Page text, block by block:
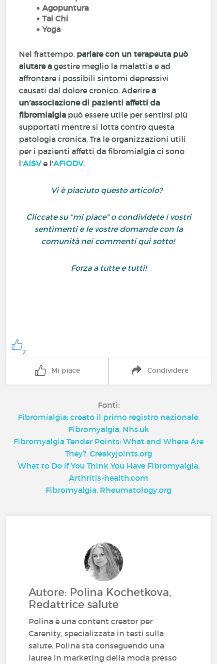
Agopuntura
Tai Chi
Yoga
Nel frattempo, parlare con un terapeuta può
aiutare agestire meglio la malattia e ad
affrontare i possibili sintomi depressivi
causati dal dolore cronico. Aderire a
un'associazione di pazienti affetti da
fibromialgia può essere utile per sentirsi più
supportati mentre si lotta contro questa
patologia cronica. Tra le organizzazioni utili
per i pazienti affetti da fibromialgia ci sono
l'AISVe l'AFIODV.
Vi è piaciuto questo articolo?
Cliccate su "mi piace" o condividete i vostri
sentimenti e le vostre domande con la
comunità nei commenti qui sotto!
Forza a tutte e tutti!
2
Mi piace Condividere
Fonti:
Fibromialgia: creato il primo registro nazionale.
Fibromyalgia, Nhs.uk
Fibromyalgia Tender Points: What and Where Are
They?, Creakyjoints.org
What to Do If You Think You Have Fibromyalgia,
Arthritis-health.com
Fibromyalgia, Rheumatology.org
Autore: Polina Kochetkova,
Redattrice salute
Polina è una content creator per
Carenity, specializzata in testi sulla
salute. Polina sta conseguendo una
laurea in marketing della moda presso